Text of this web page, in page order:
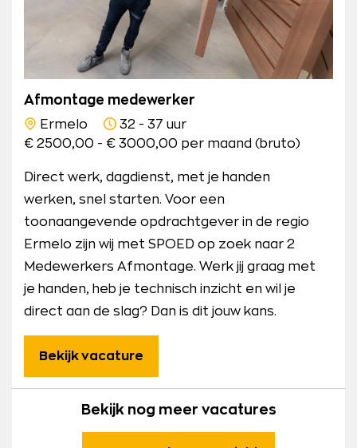
Afmontage medewerker
Ermelo
32 - 37 uur
€ 2500,00 - € 3000,00 per maand (bruto)
Direct werk, dagdienst, met je handen
werken, snel starten. Voor een
toonaangevende opdrachtgever in de regio
Ermelo zijn wij met SPOED op zoek naar 2
Medewerkers Afmontage. Werk jij graag met
je handen, heb je technisch inzicht en wil je
direct aan de slag? Dan is dit jouw kans.
Bekijk vacature
Bekijk nog meer vacatures